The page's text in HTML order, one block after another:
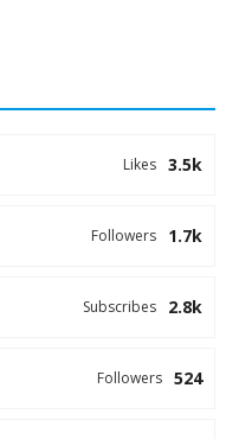
3.5k
Likes
1.7k
Followers
2.8k
Subscribes
524
Followers